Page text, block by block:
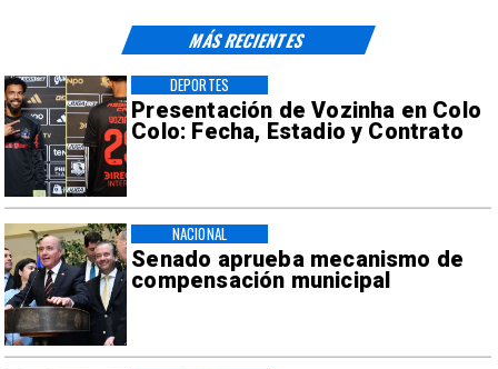
Presentación de Vozinha en Colo
Colo: Fecha, Estadio y Contrato
DEPORTES
Senado aprueba mecanismo de
compensación municipal
NACIONAL
MÁS RECIENTES